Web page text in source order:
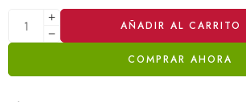
AÑADIR AL CARRITO
COMPRAR AHORA
Alternative: